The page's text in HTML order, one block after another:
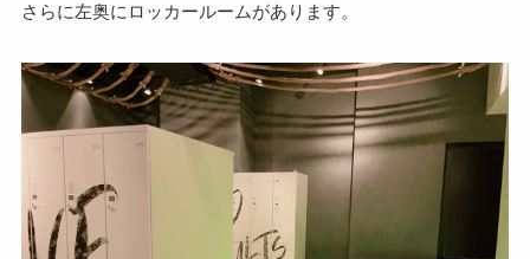
さらに左奥にロッカールームがあります。